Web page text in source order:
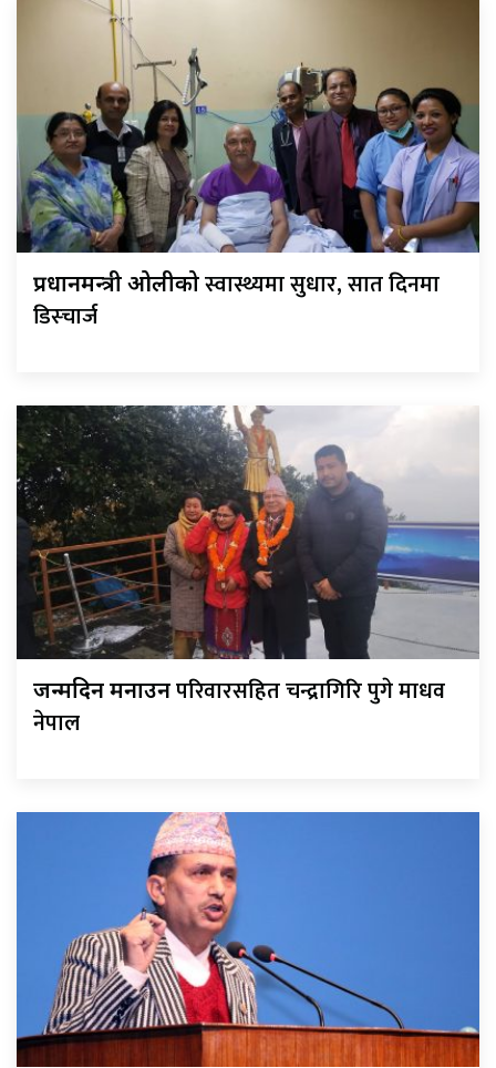
प्रधानमन्त्री ओलीकोस्वास्थ्यमा सुधार, सात दिनमा
डिस्चार्ज
जन्मदिन मनाउनपरिवारसहित चन्द्रागिरि पुगे माधव
नेपाल